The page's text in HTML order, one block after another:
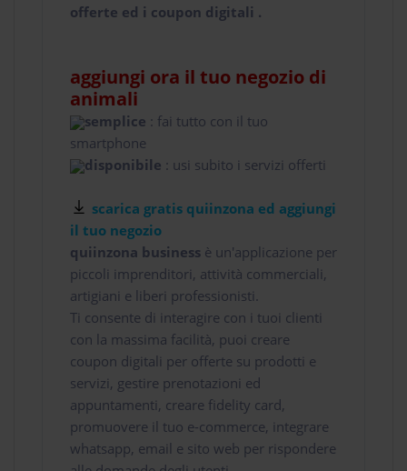
offerte ed i coupon digitali .
aggiungi ora il tuo negozio di
animali
semplice : fai tutto con il tuo
smartphone
disponibile : usi subito i servizi offerti
scarica gratis quiinzona ed aggiungi
il tuo negozio
quiinzona business è un'applicazione per
piccoli imprenditori, attività commerciali,
artigiani e liberi professionisti.
Ti consente di interagire con i tuoi clienti
con la massima facilità, puoi creare
coupon digitali per offerte su prodotti e
servizi, gestire prenotazioni ed
appuntamenti, creare fidelity card,
promuovere il tuo e-commerce, integrare
whatsapp, email e sito web per rispondere